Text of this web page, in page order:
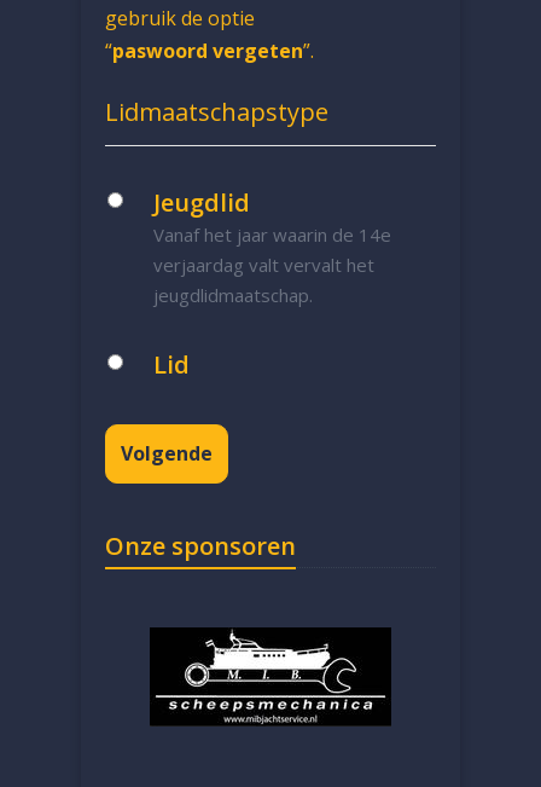
gebruik de optie
“paswoord vergeten”.
Lidmaatschapstype
Jeugdlid
Vanaf het jaar waarin de 14e
verjaardag valt vervalt het
jeugdlidmaatschap.
Lid
Volgende
Onze sponsoren